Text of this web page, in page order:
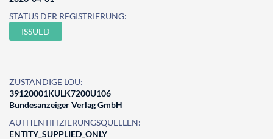
STATUS DER REGISTRIERUNG:
ISSUED
ZUSTÄNDIGE LOU:
39120001KULK7200U106
Bundesanzeiger Verlag GmbH
AUTHENTIFIZIERUNGSQUELLEN:
ENTITY_SUPPLIED_ONLY